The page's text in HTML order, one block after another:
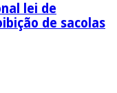
lei de
de sacolas